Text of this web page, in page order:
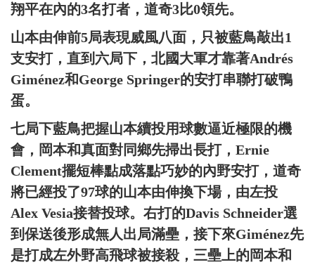
翔平在內的3名打者，道奇3比0領先。
山本由伸前5局表現威風八面，只被藍鳥敲出1
支安打，直到六局下，北國大軍才靠著Andrés
Giménez和George Springer的安打串聯打破鴨
蛋。
七局下藍鳥把握山本續投用球數逼近極限的機
會，岡本和真面對同鄉先掃出長打，Ernie
Clement擺短棒點成落點巧妙的內野安打，道奇
將已經投了97球的山本由伸換下場，由左投
Alex Vesia接替投球。右打的Davis Schneider選
到保送後形成無人出局滿壘，接下來Giménez先
是打成左外野高飛球被接殺，三壘上的岡本和